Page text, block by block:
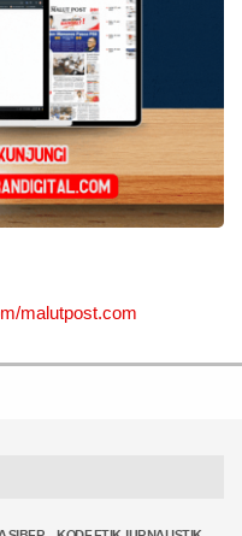
malutpost.com